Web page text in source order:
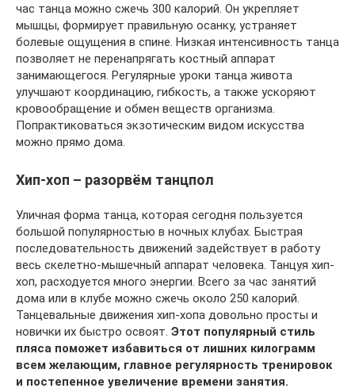
час танца можно сжечь 300 калорий. Он укрепляет
мышцы, формирует правильную осанку, устраняет
болевые ощущения в спине. Низкая интенсивность танца
позволяет не перенапрягать костный аппарат
занимающегося. Регулярные уроки танца живота
улучшают координацию, гибкость, а также ускоряют
кровообращение и обмен веществ организма.
Попрактиковаться экзотическим видом искусства
можно прямо дома.
Хип-хоп – разорвём танцпол
Уличная форма танца, которая сегодня пользуется
большой популярностью в ночных клубах. Быстрая
последовательность движений задействует в работу
весь скелетно-мышечный аппарат человека. Танцуя хип-
хоп, расходуется много энергии. Всего за час занятий
дома или в клубе можно сжечь около 250 калорий.
Танцевальные движения хип-хопа довольно просты и
новички их быстро освоят. Этот популярный стиль
пляса поможет избавиться от лишних килограмм
всем желающим, главное регулярность тренировок
и постепенное увеличение времени занятия.